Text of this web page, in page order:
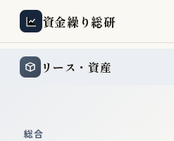
資金繰り総研
リース・資産
総合